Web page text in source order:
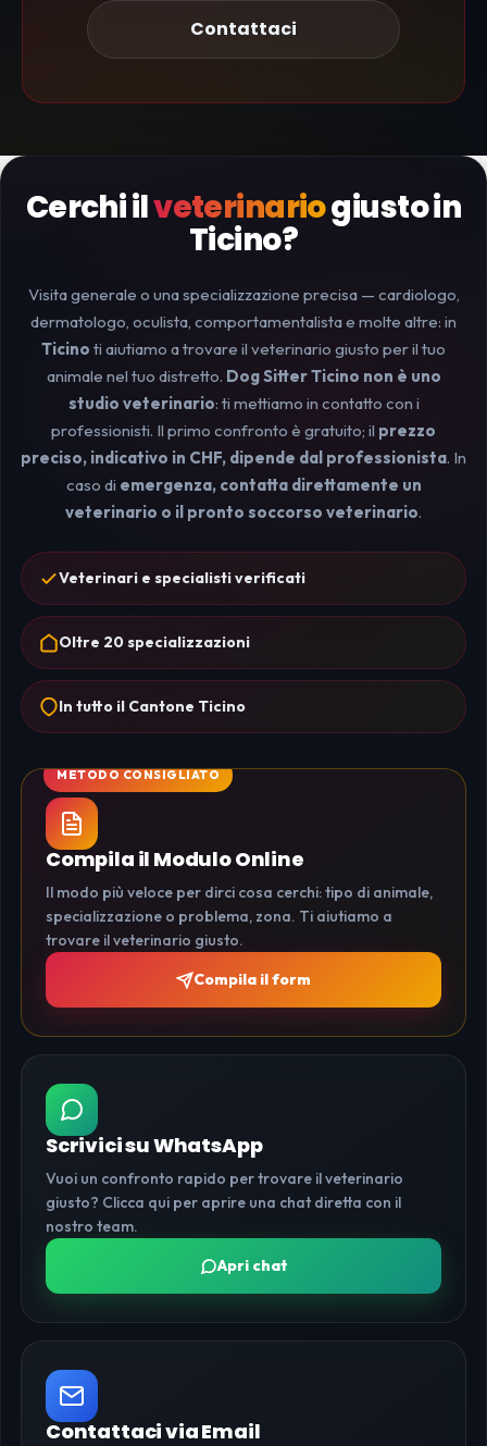
Contattaci
Cerchi ilveterinariogiusto in
Ticino?
Visita generale o una specializzazione precisa — cardiologo,
dermatologo, oculista, comportamentalista e molte altre: in
Ticino ti aiutiamo a trovare il veterinario giusto per il tuo
animale nel tuo distretto. Dog Sitter Ticino non è uno
studio veterinario: ti mettiamo in contatto con i
professionisti. Il primo confronto è gratuito; il prezzo
preciso, indicativo in CHF, dipende dal professionista. In
caso di emergenza, contatta direttamente un
veterinario o il pronto soccorso veterinario.
Veterinari e specialisti verificati
Oltre 20 specializzazioni
In tutto il Cantone Ticino
Compila il Modulo Online
Il modo più veloce per dirci cosa cerchi: tipo di animale,
specializzazione o problema, zona. Ti aiutiamo a
trovare il veterinario giusto.
Compila il form
Scrivici su WhatsApp
Vuoi un confronto rapido per trovare il veterinario
giusto? Clicca qui per aprire una chat diretta con il
nostro team.
Apri chat
Contattaci via Email